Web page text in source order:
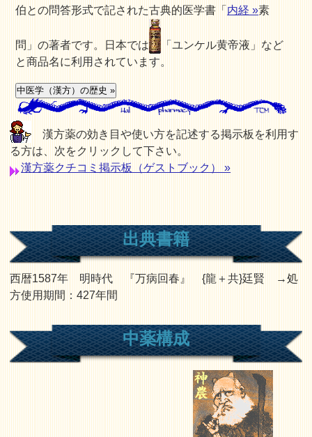
伯との問答形式で記された古典的医学書「 内経 »素
問」の著者です。日本では
「ユンケル黄帝液」など
と商品名に利用されています。
漢方薬の効き目や使い方を記述する掲示板を利用す
る方は、次をクリックして下さい。
漢方薬クチコミ掲示板（ゲストブック） »
出典書籍
西暦1587年 明時代 『万病回春』 {龍＋共}廷賢 →処
方使用期間：427年間
中薬構成